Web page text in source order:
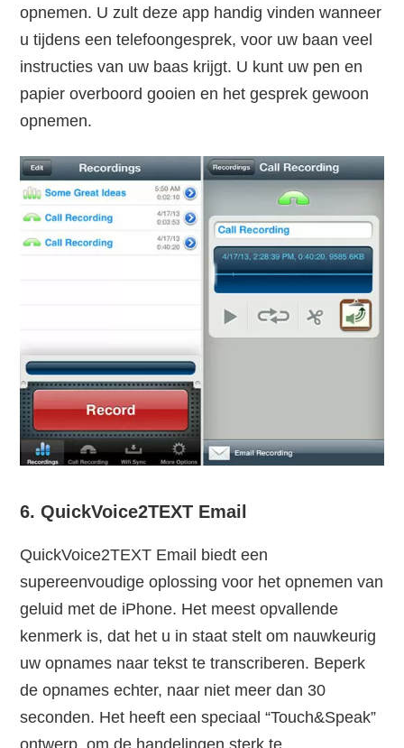
opnemen. U zult deze app handig vinden wanneer
u tijdens een telefoongesprek, voor uw baan veel
instructies van uw baas krijgt. U kunt uw pen en
papier overboord gooien en het gesprek gewoon
opnemen.
6. QuickVoice2TEXT Email
QuickVoice2TEXT Email biedt een
supereenvoudige oplossing voor het opnemen van
geluid met de iPhone. Het meest opvallende
kenmerk is, dat het u in staat stelt om nauwkeurig
uw opnames naar tekst te transcriberen. Beperk
de opnames echter, naar niet meer dan 30
seconden. Het heeft een speciaal “Touch&Speak”